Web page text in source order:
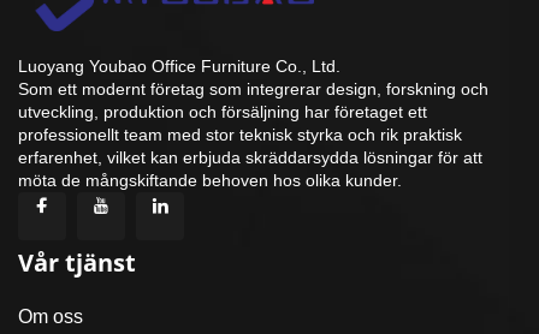
Luoyang Youbao Office Furniture Co., Ltd.
Som ett modernt företag som integrerar design, forskning och
utveckling, produktion och försäljning har företaget ett
professionellt team med stor teknisk styrka och rik praktisk
erfarenhet, vilket kan erbjuda skräddarsydda lösningar för att
möta de mångskiftande behoven hos olika kunder.
Vår tjänst
Om oss